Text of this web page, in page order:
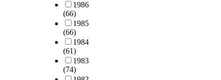
1986
(66)
1985
(66)
1984
(61)
1983
(74)